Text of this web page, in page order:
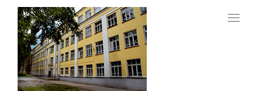
Меню